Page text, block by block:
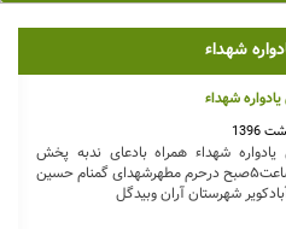
شهداء
شهداء
یادواره شهداء همراه بادعای ندبه پخش
زنده از شبکه یک سیما جمعه۹۶/۲/۱۵ساعت۵صبح درحرم مطهرشهدای گمنام حسین
شهرستان آران وبیدگل